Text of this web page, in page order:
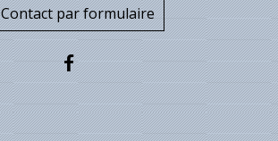
Contact par formulaire